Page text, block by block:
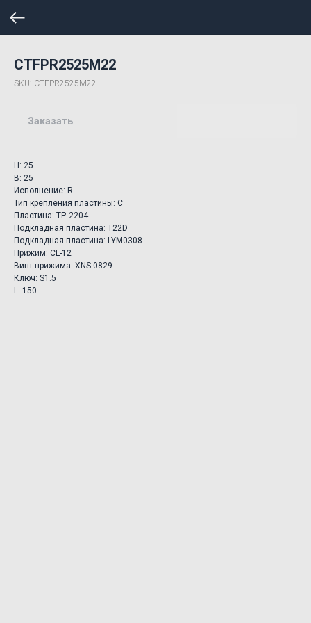
CTFPR2525M22
SKU: CTFPR2525M22
Заказать
H: 25
B: 25
Исполнение: R
Тип крепления пластины: C
Пластина: TP..2204..
Подкладная пластина: T22D
Подкладная пластина: LYM0308
Прижим: CL-12
Винт прижима: XNS-0829
Ключ: S1.5
L: 150